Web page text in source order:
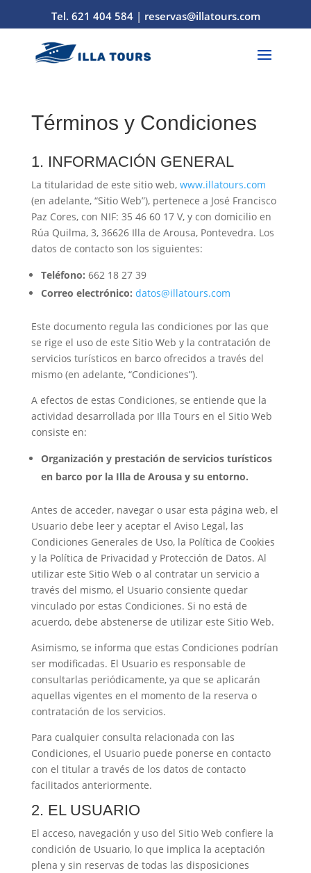
Tel. 621 404 584| reservas@illatours.com
Términos y Condiciones
1. INFORMACIÓN GENERAL
La titularidad de este sitio web, www.illatours.com
(en adelante, “Sitio Web”), pertenece a José Francisco
Paz Cores, con NIF: 35 46 60 17 V, y con domicilio en
Rúa Quilma, 3, 36626 Illa de Arousa, Pontevedra. Los
datos de contacto son los siguientes:
Teléfono: 662 18 27 39
Correo electrónico: datos@illatours.com
Este documento regula las condiciones por las que
se rige el uso de este Sitio Web y la contratación de
servicios turísticos en barco ofrecidos a través del
mismo (en adelante, “Condiciones”).
A efectos de estas Condiciones, se entiende que la
actividad desarrollada por Illa Tours en el Sitio Web
consiste en:
Organización y prestación de servicios turísticos
en barco por la Illa de Arousa y su entorno.
Antes de acceder, navegar o usar esta página web, el
Usuario debe leer y aceptar el Aviso Legal, las
Condiciones Generales de Uso, la Política de Cookies
y la Política de Privacidad y Protección de Datos. Al
utilizar este Sitio Web o al contratar un servicio a
través del mismo, el Usuario consiente quedar
vinculado por estas Condiciones. Si no está de
acuerdo, debe abstenerse de utilizar este Sitio Web.
Asimismo, se informa que estas Condiciones podrían
ser modificadas. El Usuario es responsable de
consultarlas periódicamente, ya que se aplicarán
aquellas vigentes en el momento de la reserva o
contratación de los servicios.
Para cualquier consulta relacionada con las
Condiciones, el Usuario puede ponerse en contacto
con el titular a través de los datos de contacto
facilitados anteriormente.
2. EL USUARIO
El acceso, navegación y uso del Sitio Web confiere la
condición de Usuario, lo que implica la aceptación
plena y sin reservas de todas las disposiciones